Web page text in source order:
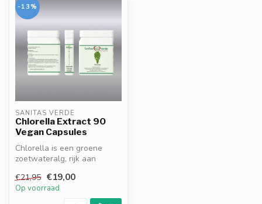
-13%
SANITAS VERDE
Chlorella Extract 90
Vegan Capsules
Chlorella is een groene
zoetwateralg, rijk aan
vitaminen en...
€21,95 €19,00
Op voorraad